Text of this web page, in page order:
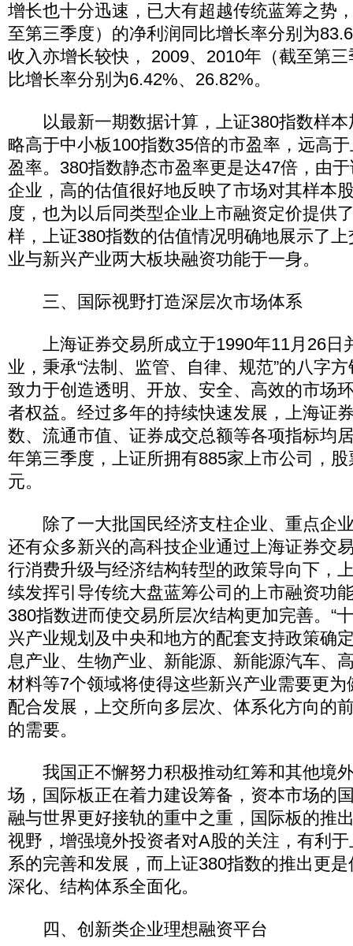
增长也十分迅速，已大有超越传统蓝筹之势
至第三季度）的净利润同比增长率分别为
收入亦增长较快， 2009、2010年（截至第
比增长率分别为6.42%、26.82%。
以最新一期数据计算，上证380指数样本
略高于中小板100指数35倍的市盈率，远高
盈率。380指数静态市盈率更是达47倍，由
企业，高的估值很好地反映了市场对其样本
度，也为以后同类型企业上市融资定价提供
样，上证380指数的估值情况明确地展示了
业与新兴产业两大板块融资功能于一身。
三、国际视野打造深层次市场体系
上海证券交易所成立于1990年11月26日
业，秉承“法制、监管、自律、规范”的八字
致力于创造透明、开放、安全、高效的市场
者权益。经过多年的持续快速发展，上海证
数、流通市值、证券成交总额等各项指标均
年第三季度，上证所拥有885家上市公司，
元。
除了一大批国民经济支柱企业、重点企
还有众多新兴的高科技企业通过上海证券交
行消费升级与经济结构转型的政策导向下，
续发挥引导传统大盘蓝筹公司的上市融资功
380指数进而使交易所层次结构更加完善。“
兴产业规划及中央和地方的配套支持政策确
息产业、生物产业、新能源、新能源汽车、
材料等7个领域将使得这些新兴产业需要更
配合发展，上交所向多层次、体系化方向的
的需要。
我国正不懈努力积极推动红筹和其他境
场，国际板正在着力建设筹备，资本市场的
融与世界更好接轨的重中之重，国际板的推
视野，增强境外投资者对A股的关注，有利
系的完善和发展，而上证380指数的推出更
深化、结构体系全面化。
四、创新类企业理想融资平台